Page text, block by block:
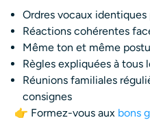
Ordres vocaux
Réactions cohérentes
Même ton et même
Règles expliquées à tous
Réunions familiales
consignes
👉 Formez-vous aux bons